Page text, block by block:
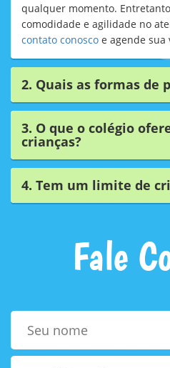
qualquer momento.
comodidade e agilidade no
contato conosco e agende sua
2. Quais as formas de
3. O que o colégio
crianças?
4. Tem um limite de
Fale